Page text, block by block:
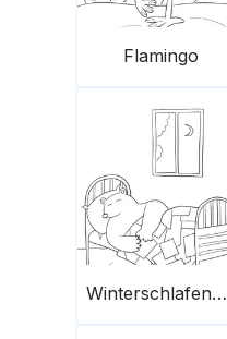
Flamingo
Winterschlafender Bär